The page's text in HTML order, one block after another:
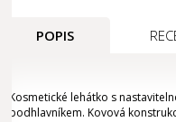
POPIS
Kosmetické lehátko s
podhlavníkem. Kovová